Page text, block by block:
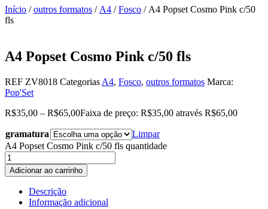
Início /outros formatos / A4 /Fosco / A4 Popset Cosmo Pink c/50
fls
A4 Popset Cosmo Pink c/50 fls
REF ZV8018 Categorias A4, Fosco, outros formatos Marca:
Pop'Set
R$35,00 – R$65,00Faixa de preço: R$35,00 através R$65,00
gramatura
Limpar
A4 Popset Cosmo Pink c/50 fls quantidade
Adicionar ao carrinho
Descrição
Informação adicional